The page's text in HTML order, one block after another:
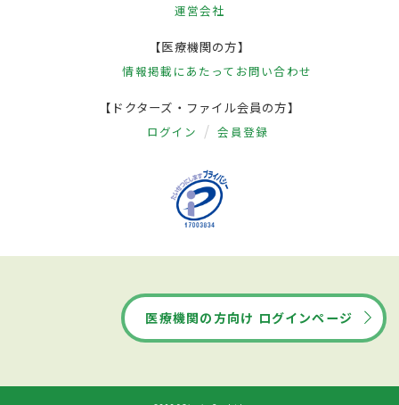
運営会社
【医療機関の方】
情報掲載にあたって お問い合わせ
【ドクターズ・ファイル会員の方】
ログイン 会員登録
医療機関の方向け ログインページ